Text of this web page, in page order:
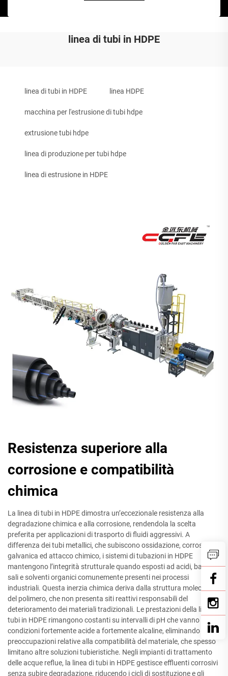
linea di tubi in HDPE
linea di tubi in HDPE linea HDPE
macchina per l'estrusione di tubi hdpe
extrusione tubi hdpe
linea di produzione per tubi hdpe
linea di estrusione in HDPE
Resistenza superiore alla
corrosione e compatibilità
chimica
La linea di tubi in HDPE dimostra un’eccezionale resistenza alla
degradazione chimica e alla corrosione, rendendola la scelta
preferita per applicazioni di trasporto di fluidi aggressivi. A
differenza dei tubi metallici, che subiscono ossidazione, corrosione
galvanica ed attacco chimico, i sistemi di tubazioni in HDPE
mantengono l’integrità strutturale quando esposti ad acidi, basi,
sali e solventi organici comunemente presenti nei processi
industriali. Questa inerzia chimica deriva dalla struttura molecolare
del polimero, che non presenta siti reattivi responsabili del
deterioramento dei materiali tradizionali. Le prestazioni della linea di
tubi in HDPE rimangono costanti su intervalli di pH che vanno da
condizioni fortemente acide a fortemente alcaline, eliminando le
preoccupazioni relative alla compatibilità del materiale, che spesso
limitano altre soluzioni tubieristiche. Negli impianti di trattamento
delle acque reflue, la linea di tubi in HDPE gestisce effluenti corrosivi
senza subire degradazione, riducendo i cicli di sostituzione e gli